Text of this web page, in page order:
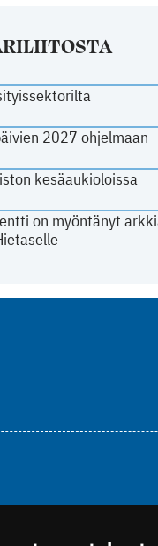
2027 ohjelmaan
kesäaukioloissa
on myöntänyt